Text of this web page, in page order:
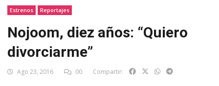
Estrenos Reportajes
Nojoom, diez años: “Quiero
divorciarme”
Ago 23, 2016 00 Compartir: